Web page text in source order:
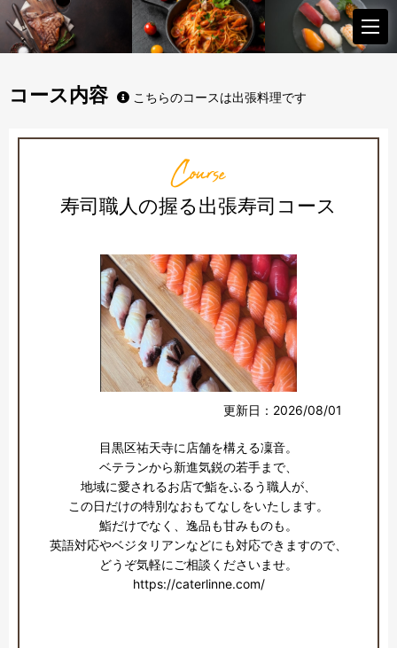
コース内容 こちらのコースは出張料理です
Course
寿司職人の握る出張寿司コース
更新日：2026/08/01
目黒区祐天寺に店舗を構える凜音。
ベテランから新進気鋭の若手まで、
地域に愛されるお店で鮨をふるう職人が、
この日だけの特別なおもてなしをいたします。
鮨だけでなく、逸品も甘みものも。
英語対応やベジタリアンなどにも対応できますので、
どうぞ気軽にご相談くださいませ。
https://caterlinne.com/